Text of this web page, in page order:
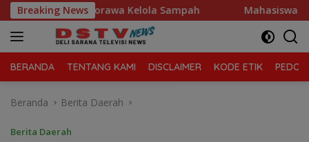
Langsung
ke
konten
Breaking News
Morawa Kelola Sampah Mahasiswa Desak
BERANDA TENTANG KAMI DISCLAIMER KODE ETIK
Beranda Berita Daerah
Berita Daerah